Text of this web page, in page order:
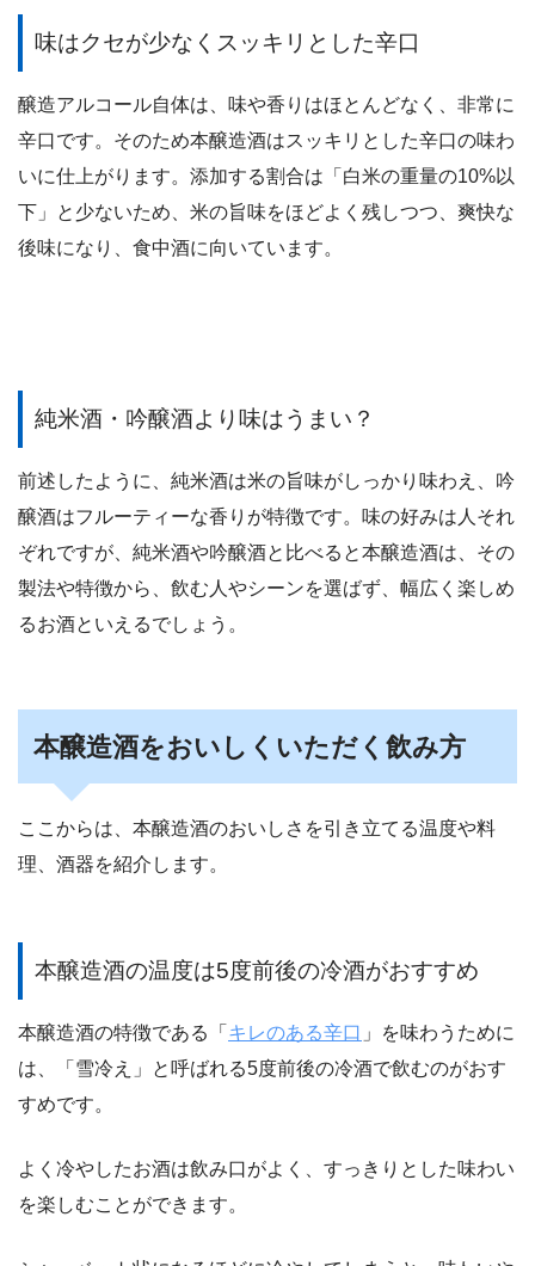
味はクセが少なくスッキリとした辛口
醸造アルコール自体は、味や香りはほとんどなく、非常に
辛口です。そのため本醸造酒はスッキリとした辛口の味わ
いに仕上がります。添加する割合は「白米の重量の10%以
下」と少ないため、米の旨味をほどよく残しつつ、爽快な
後味になり、食中酒に向いています。
純米酒・吟醸酒より味はうまい？
前述したように、純米酒は米の旨味がしっかり味わえ、吟
醸酒はフルーティーな香りが特徴です。味の好みは人それ
ぞれですが、純米酒や吟醸酒と比べると本醸造酒は、その
製法や特徴から、飲む人やシーンを選ばず、幅広く楽しめ
るお酒といえるでしょう。
本醸造酒をおいしくいただく飲み方
ここからは、本醸造酒のおいしさを引き立てる温度や料
理、酒器を紹介します。
本醸造酒の温度は5度前後の冷酒がおすすめ
本醸造酒の特徴である「 キレのある辛口 」を味わうために
は、「雪冷え」と呼ばれる5度前後の冷酒で飲むのがおす
すめです。
よく冷やしたお酒は飲み口がよく、すっきりとした味わい
を楽しむことができます。